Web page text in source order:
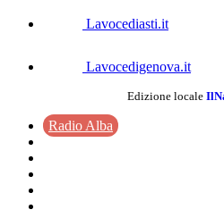
Lavocediasti.it
Lavocedigenova.it
Edizione locale
Radio Alba